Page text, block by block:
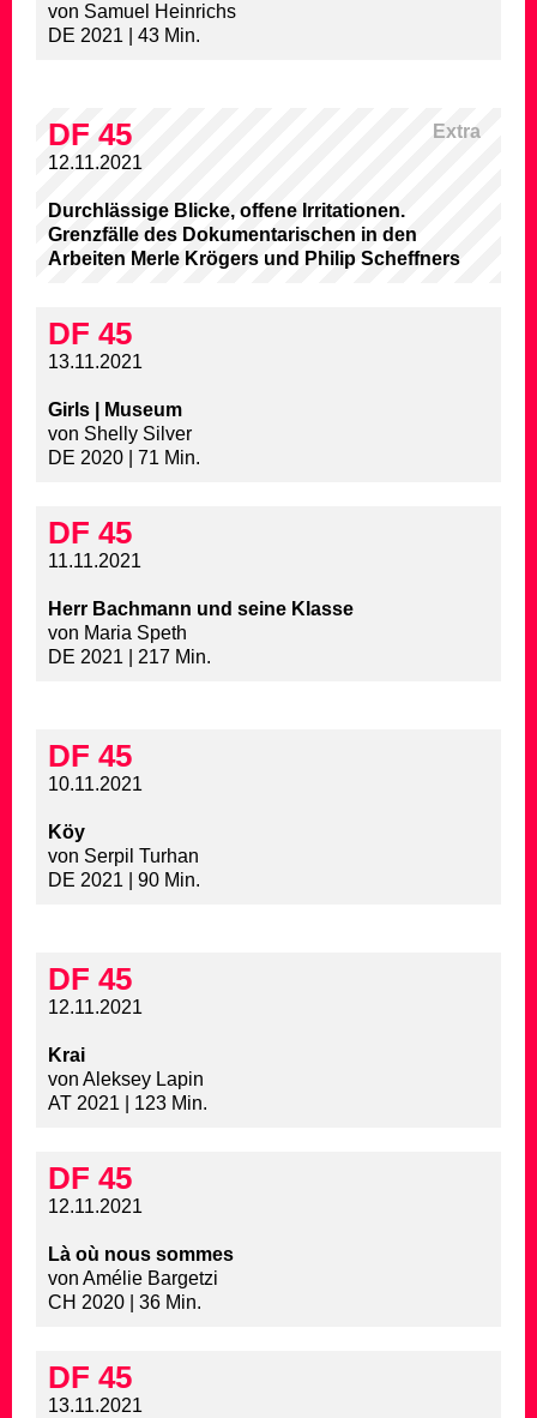
von Samuel Heinrichs
DE 2021 | 43 Min.
Extra
DF 45
12.11.2021
Durchlässige Blicke, offene Irritationen.
Grenzfälle des Dokumentarischen in den
Arbeiten Merle Krögers und Philip Scheffners
DF 45
13.11.2021
Girls | Museum
von Shelly Silver
DE 2020 | 71 Min.
DF 45
11.11.2021
Herr Bachmann und seine Klasse
von Maria Speth
DE 2021 | 217 Min.
DF 45
10.11.2021
Köy
von Serpil Turhan
DE 2021 | 90 Min.
DF 45
12.11.2021
Krai
von Aleksey Lapin
AT 2021 | 123 Min.
DF 45
12.11.2021
Là où nous sommes
von Amélie Bargetzi
CH 2020 | 36 Min.
DF 45
13.11.2021